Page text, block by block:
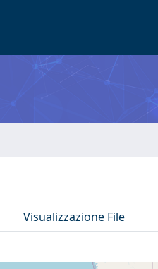
Visualizzazione File